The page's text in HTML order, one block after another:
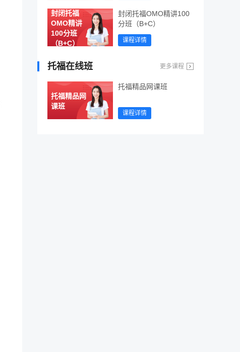
封闭托福
OMO精讲
100分班
（B+C）
封闭托福OMO精讲100
分班（B+C）
课程详情
托福在线班 更多课程
托福精品网
课班
托福精品网课班
课程详情